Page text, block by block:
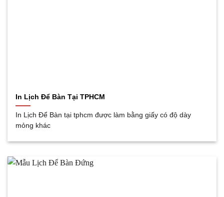
In Lịch Để Bàn Tại TPHCM
In Lịch Để Bàn tại tphcm được làm bằng giấy có độ dày
mỏng khác